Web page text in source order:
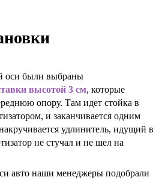
оси были выбраны
высотой 3 см, которые
опору. Там идет стойка в
и заканчивается одним
удлинитель, идущий в
не стучал и не шел на
авто наши менеджеры подобрали